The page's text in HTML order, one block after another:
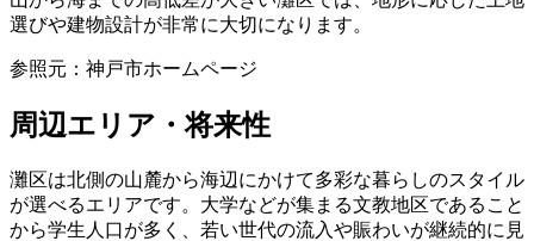
選びや建物設計が非常に大切になります。
参照元：神戸市ホームページ
周辺エリア・将来性
灘区は北側の山麓から海辺にかけて多彩な暮らしのスタイル
が選べるエリアです。大学などが集まる文教地区であること
から学生人口が多く、若い世代の流入や賑わいが継続的に見